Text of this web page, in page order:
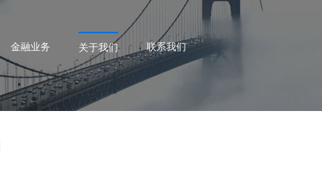
金融业务 关于我们 联系我们